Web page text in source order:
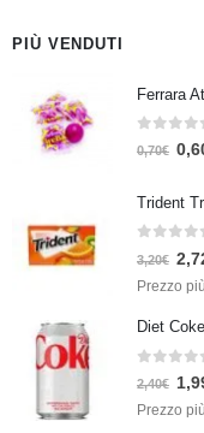
PIÙ VENDUTI
Ferrara
Su 5
0,70€
Trident
Su 5
3,20€
Prezzo
Diet
Su 5
2,40€
Prezzo